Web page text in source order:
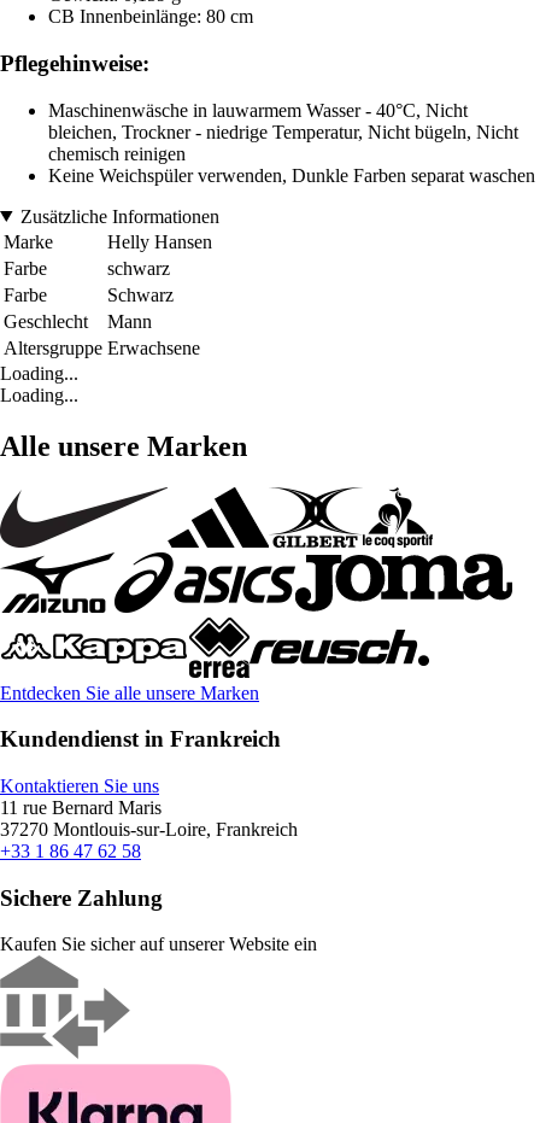
CB Innenbeinlänge: 80 cm
Pflegehinweise:
Maschinenwäsche in lauwarmem Wasser - 40°C, Nicht
bleichen, Trockner - niedrige Temperatur, Nicht bügeln, Nicht
chemisch reinigen
Keine Weichspüler verwenden, Dunkle Farben separat waschen
Zusätzliche Informationen
Marke
Helly Hansen
Farbe
schwarz
Farbe
Schwarz
Geschlecht
Mann
Altersgruppe Erwachsene
Loading...
Loading...
Alle unsere Marken
Entdecken Sie alle unsere Marken
Kundendienst in Frankreich
Kontaktieren Sie uns
11 rue Bernard Maris
37270 Montlouis-sur-Loire, Frankreich
+33 1 86 47 62 58
Sichere Zahlung
Kaufen Sie sicher auf unserer Website ein